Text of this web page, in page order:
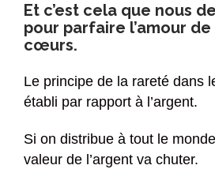
Et c’est cela que nous
pour parfaire l’amour
cœurs.
Le principe de la rareté dans
établi par rapport à l’argent.
Si on distribue à tout le
valeur de l’argent va chuter.